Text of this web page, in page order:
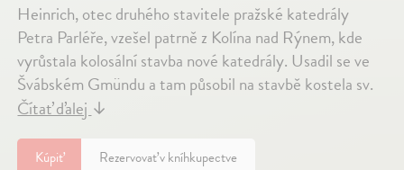
Heinrich, otec druhého stavitele pražské katedrály
Petra Parléře, vzešel patrně z Kolína nad Rýnem, kde
vyrůstala kolosální stavba nové katedrály. Usadil se ve
Švábském Gmündu a tam působil na stavbě kostela sv.
Čítať ďalej↓
Kúpiť Rezervovať v kníhkupectve